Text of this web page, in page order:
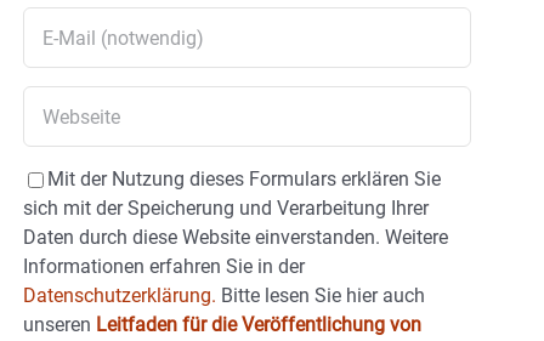
Mit der Nutzung dieses Formulars erklären Sie
sich mit der Speicherung und Verarbeitung Ihrer
Daten durch diese Website einverstanden. Weitere
Informationen erfahren Sie in der
Datenschutzerklärung. Bitte lesen Sie hier auch
unseren Leitfaden für die Veröffentlichung von